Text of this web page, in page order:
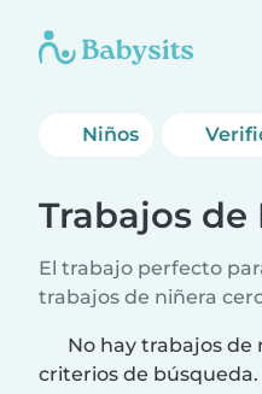
Niños
Trabajos de
El trabajo perfecto
trabajos de niñera
No hay trabajos de
criterios de búsqueda.